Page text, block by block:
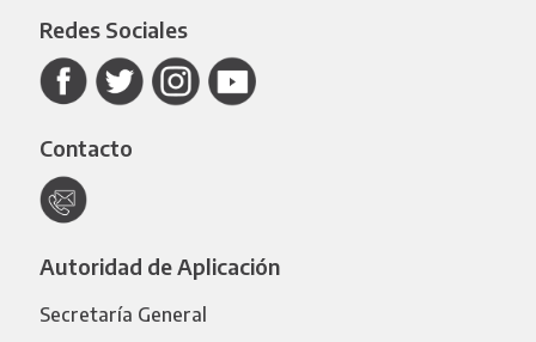
Redes Sociales
Contacto
Autoridad de Aplicación
Secretaría General